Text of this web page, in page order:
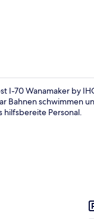
I-70 Wanamaker by
Bahnen schwimmen
hilfsbereite Personal.